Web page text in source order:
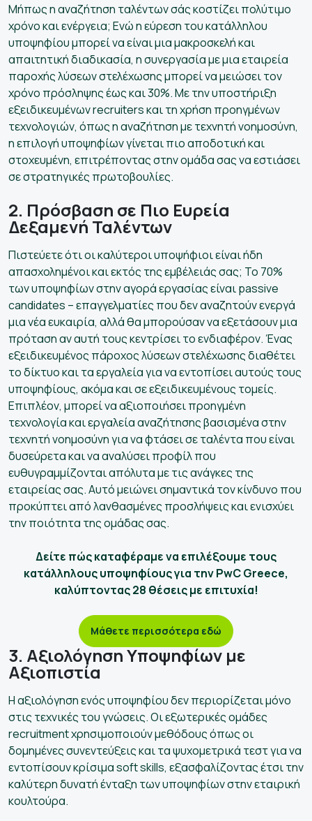
Μήπως η αναζήτηση ταλέντων σάς κοστίζει πολύτιμο
χρόνο και ενέργεια; Ενώ η εύρεση του κατάλληλου
υποψηφίου μπορεί να είναι μια μακροσκελή και
απαιτητική διαδικασία, η συνεργασία με μια εταιρεία
παροχής λύσεων στελέχωσης μπορεί να μειώσει τον
χρόνο πρόσληψης έως και 30%. Με την υποστήριξη
εξειδικευμένων recruiters και τη χρήση προηγμένων
τεχνολογιών, όπως η αναζήτηση με τεχνητή νοημοσύνη,
η επιλογή υποψηφίων γίνεται πιο αποδοτική και
στοχευμένη, επιτρέποντας στην ομάδα σας να εστιάσει
σε στρατηγικές πρωτοβουλίες.
2. Πρόσβαση σε Πιο Ευρεία
Δεξαμενή Ταλέντων
Πιστεύετε ότι οι καλύτεροι υποψήφιοι είναι ήδη
απασχολημένοι και εκτός της εμβέλειάς σας; Το 70%
των υποψηφίων στην αγορά εργασίας είναι passive
candidates – επαγγελματίες που δεν αναζητούν ενεργά
μια νέα ευκαιρία, αλλά θα μπορούσαν να εξετάσουν μια
πρόταση αν αυτή τους κεντρίσει το ενδιαφέρον. Ένας
εξειδικευμένος πάροχος λύσεων στελέχωσης διαθέτει
το δίκτυο και τα εργαλεία για να εντοπίσει αυτούς τους
υποψηφίους, ακόμα και σε εξειδικευμένους τομείς.
Επιπλέον, μπορεί να αξιοποιήσει προηγμένη
τεχνολογία και εργαλεία αναζήτησης βασισμένα στην
τεχνητή νοημοσύνη για να φτάσει σε ταλέντα που είναι
δυσεύρετα και να αναλύσει προφίλ που
ευθυγραμμίζονται απόλυτα με τις ανάγκες της
εταιρείας σας. Αυτό μειώνει σημαντικά τον κίνδυνο που
προκύπτει από λανθασμένες προσλήψεις και ενισχύει
την ποιότητα της ομάδας σας.
Δείτε πώς καταφέραμε να επιλέξουμε τους
κατάλληλους υποψηφίους για την PwC Greece,
καλύπτοντας 28 θέσεις με επιτυχία!
Μάθετε περισσότερα εδώ
3. Αξιολόγηση Υποψηφίων με
Αξιοπιστία
Η αξιολόγηση ενός υποψηφίου δεν περιορίζεται μόνο
στις τεχνικές του γνώσεις. Οι εξωτερικές ομάδες
recruitment χρησιμοποιούν μεθόδους όπως οι
δομημένες συνεντεύξεις και τα ψυχομετρικά τεστ για να
εντοπίσουν κρίσιμα soft skills, εξασφαλίζοντας έτσι την
καλύτερη δυνατή ένταξη των υποψηφίων στην εταιρική
κουλτούρα.